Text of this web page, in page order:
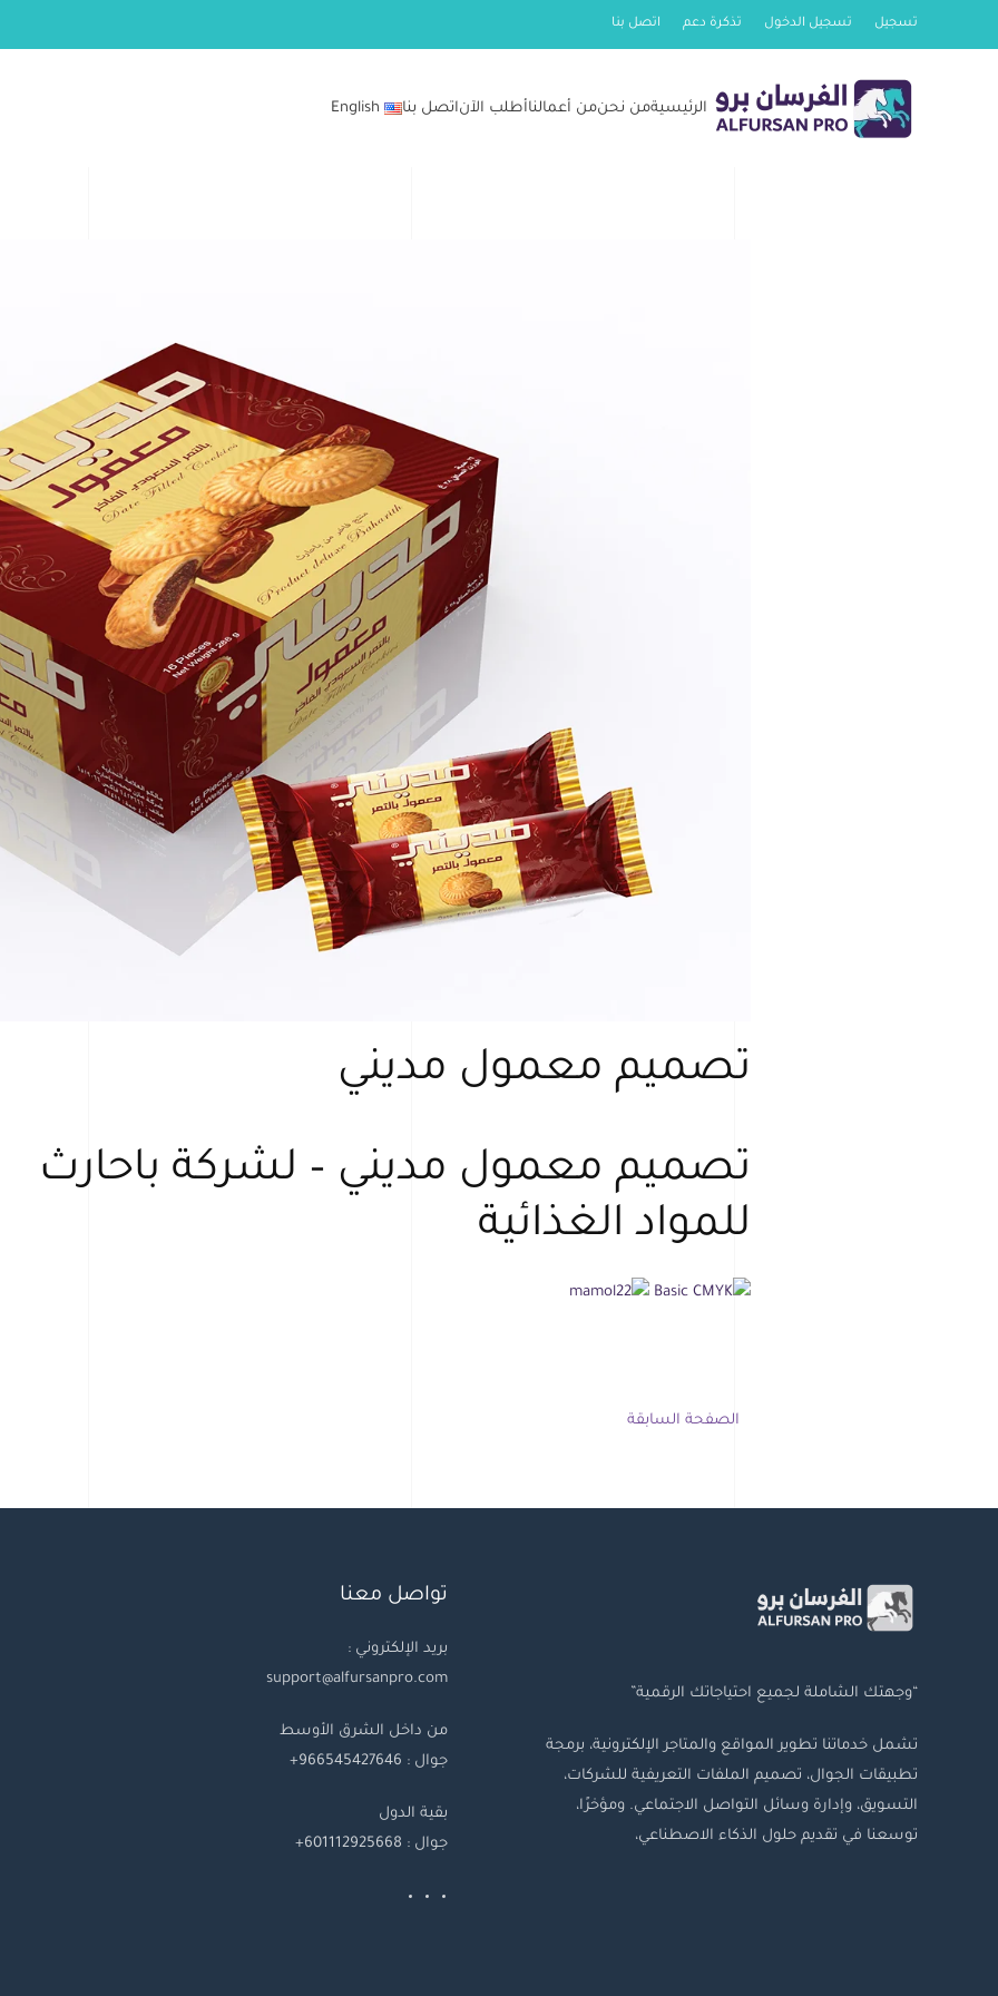
content
تسجيل تسجيل الدخول تذكرة دعم اتصل بنا
الرئيسيةمن نحنمن أعمالناأطلب الآناتصل بنا English
تصميم معمول مديني
تصميم معمول مديني – لشركة باحارث
للمواد الغذائية
الصفحة السابقة
“وجهتك الشاملة لجميع احتياجاتك الرقمية”
تشمل خدماتنا تطوير المواقع والمتاجر الإلكترونية، برمجة
تطبيقات الجوال، تصميم الملفات التعريفية للشركات،
التسويق، وإدارة وسائل التواصل الاجتماعي. ومؤخرًا،
توسعنا في تقديم حلول الذكاء الاصطناعي،
تواصل معنا
بريد الإلكتروني :
support@alfursanpro.com
من داخل الشرق الأوسط
جوال : 966545427646+
بقية الدول
جوال : 601112925668+